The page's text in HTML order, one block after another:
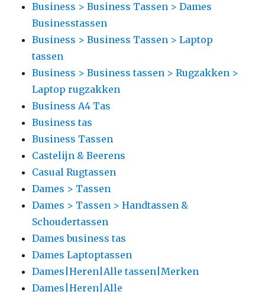
Business > Business Tassen > Dames
Businesstassen
Business > Business Tassen > Laptop
tassen
Business > Business tassen > Rugzakken >
Laptop rugzakken
Business A4 Tas
Business tas
Business Tassen
Castelijn & Beerens
Casual Rugtassen
Dames > Tassen
Dames > Tassen > Handtassen &
Schoudertassen
Dames business tas
Dames Laptoptassen
Dames|Heren|Alle tassen|Merken
Dames|Heren|Alle